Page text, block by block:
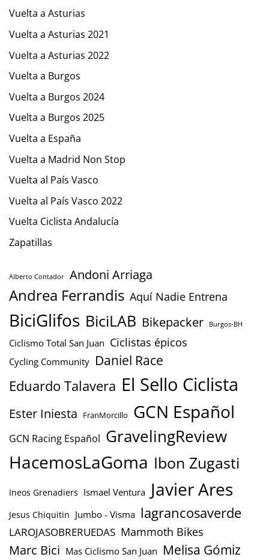
Vuelta a Asturias
Vuelta a Asturias 2021
Vuelta a Asturias 2022
Vuelta a Burgos
Vuelta a Burgos 2024
Vuelta a Burgos 2025
Vuelta a España
Vuelta a Madrid Non Stop
Vuelta al País Vasco
Vuelta al País Vasco 2022
Vuelta Ciclista Andalucía
Zapatillas
Alberto Contador Andoni Arriaga
Andrea Ferrandis Aquí Nadie Entrena
BiciGlifos BiciLAB Bikepacker Burgos-BH
Ciclismo Total San Juan Ciclistas épicos
Cycling Community Daniel Race
Eduardo Talavera El Sello Ciclista
Ester Iniesta FranMorcillo GCN Español
GCN Racing Español GravelingReview
HacemosLaGoma Ibon Zugasti
Ineos Grenadiers Ismael Ventura Javier Ares
Jesus Chiquitin Jumbo - Visma lagrancosaverde
LAROJASOBRERUEDAS Mammoth Bikes
Marc Bici Mas Ciclismo San Juan Melisa Gómiz